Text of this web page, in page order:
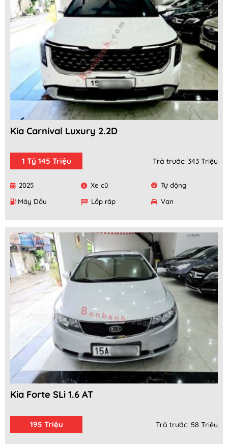
Kia Carnival Luxury 2.2D
1 Tỷ 145 Triệu Trả trước: 343 Triệu
2025 Xe cũ
Tự động
Máy Dầu
Lắp ráp Van
Kia Forte SLi 1.6 AT
195 Triệu Trả trước: 58 Triệu